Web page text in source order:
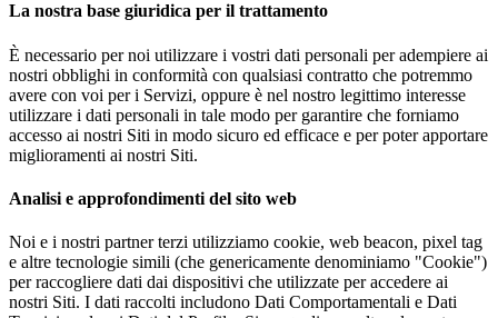
La nostra base giuridica per il trattamento
È necessario per noi utilizzare i vostri dati personali per adempiere ai
nostri obblighi in conformità con qualsiasi contratto che potremmo
avere con voi per i Servizi, oppure è nel nostro legittimo interesse
utilizzare i dati personali in tale modo per garantire che forniamo
accesso ai nostri Siti in modo sicuro ed efficace e per poter apportare
miglioramenti ai nostri Siti.
Analisi e approfondimenti del sito web
Noi e i nostri partner terzi utilizziamo cookie, web beacon, pixel tag
e altre tecnologie simili (che genericamente denominiamo "Cookie")
per raccogliere dati dai dispositivi che utilizzate per accedere ai
nostri Siti. I dati raccolti includono Dati Comportamentali e Dati